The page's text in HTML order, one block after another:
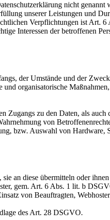
nicht
unserer Leistungen und
Verpflichtungen ist Art.
Interessen der betroffenen
der Umstände und der
organisatorische
Zugangs zu den Daten, als auch
von
bzw. Auswahl von Hardware,
an diese übermitteln oder
gem. Art. 6 Abs. 1 lit. b
von Beauftragten,
des Art. 28 DSGVO.